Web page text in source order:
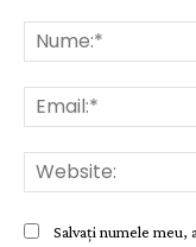
Salvați numele meu,